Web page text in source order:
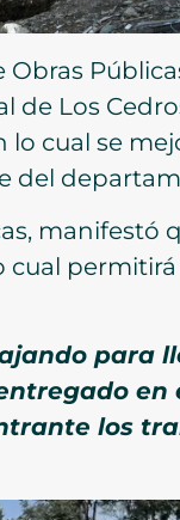
de Los
cual se
del
manifestó
para
los